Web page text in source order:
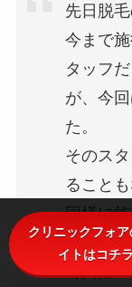
先日脱
今まで
タッフ
が、今
た。
そのス
ること
同様に
しかし
で異性
クリニックフォ
イトはコチラ